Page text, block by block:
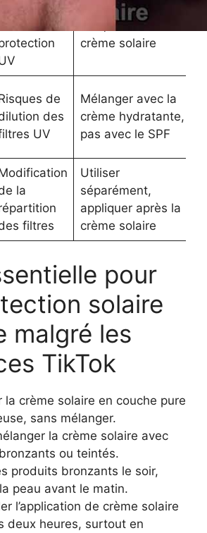
significative
de la
Appliquer le soir
seul, rincer avant la
crème solaire
de
des
UV
Mélanger avec la
crème hydratante,
pas avec le SPF
la
filtres
Utiliser
séparément,
appliquer après la
crème solaire
pour
solaire
malgré les
TikTok
la crème solaire en couche pure
sans mélanger.
la crème solaire avec
ou teintés.
produits bronzants le soir,
peau avant le matin.
l’application de crème solaire
deux heures, surtout en